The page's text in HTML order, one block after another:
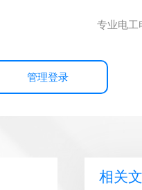
专业电工
管理登录
相关